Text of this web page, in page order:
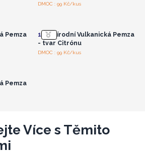
DMOC : 99 Kč/kus
Pemza
Přihlaste se nebo se
10xPřírodní Vulkanická Pemza
- tvar Citrónu
DMOC : 99 Kč/kus
Pemza
Více s Těmito